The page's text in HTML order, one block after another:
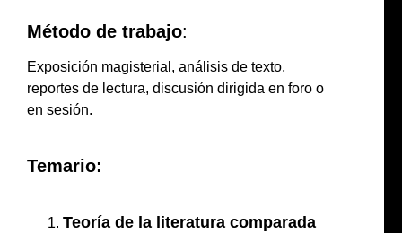
Método de trabajo:
Exposición magisterial, análisis de texto,
reportes de lectura, discusión dirigida en foro o
en sesión.
Temario:
Teoría de la literatura comparada